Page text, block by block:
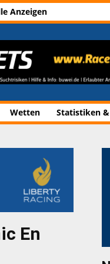
Anzeigen
Wetten Statistiken
En